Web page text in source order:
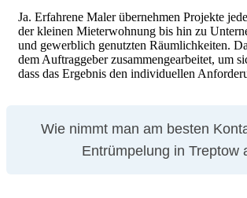
elektronische Geräte
Ja. Erfahrene Maler übernehmen Projekte
der kleinen Mieterwohnung bis hin zu
und gewerblich genutzten Räumlichkeiten.
dem Auftraggeber zusammengearbeitet, um
dass das Ergebnis den individuellen
Wie nimmt man am besten
Entrümpelung in Treptow